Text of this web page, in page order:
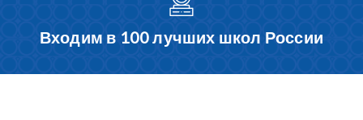
Входим в 100 лучших школ России